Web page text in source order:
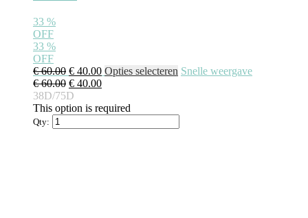
33 %
OFF
33 %
OFF
€60.00 € 40.00 Opties selecteren Snelle weergave
€60.00 € 40.00
38D/75D
This option is required
Qty: